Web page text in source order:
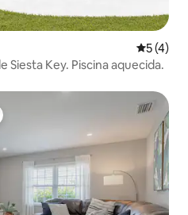
5 de
5 (4)
Siesta Key. Piscina aquecida.
dos hóspedes